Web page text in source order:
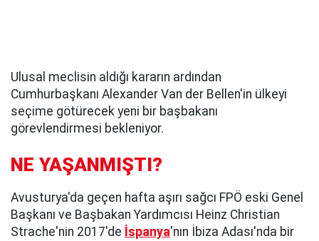
Ulusal meclisin aldığı kararın ardından
Cumhurbaşkanı Alexander Van der Bellen'in ülkeyi
seçime götürecek yeni bir başbakanı
görevlendirmesi bekleniyor.
NE YAŞANMIŞTI?
Avusturya'da geçen hafta aşırı sağcı FPÖ eski Genel
Başkanı ve Başbakan Yardımcısı Heinz Christian
Strache'nin 2017'de İspanya'nın İbiza Adası'nda bir